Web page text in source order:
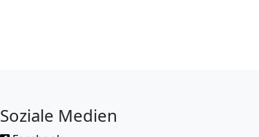
Soziale Medien